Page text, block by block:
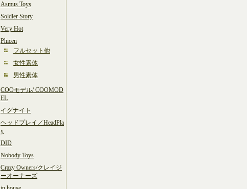
Asmus Toys
Soldier Story
Very Hot
Phicen
フルセット他
女性素体
男性素体
COOモデル/ COOMOD
EL
イグナイト
ヘッドプレイ／HeadPla
y
DID
Nobody Toys
Crazy Owners/クレイジ
ーオーナーズ